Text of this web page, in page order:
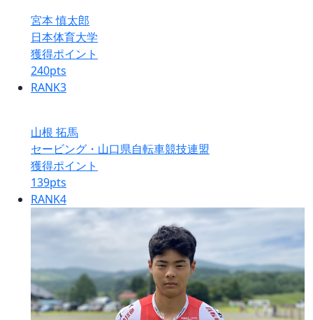
宮本 慎太郎
日本体育大学
獲得ポイント
240pts
RANK3
山根 拓馬
セービング・山口県自転車競技連盟
獲得ポイント
139pts
RANK4